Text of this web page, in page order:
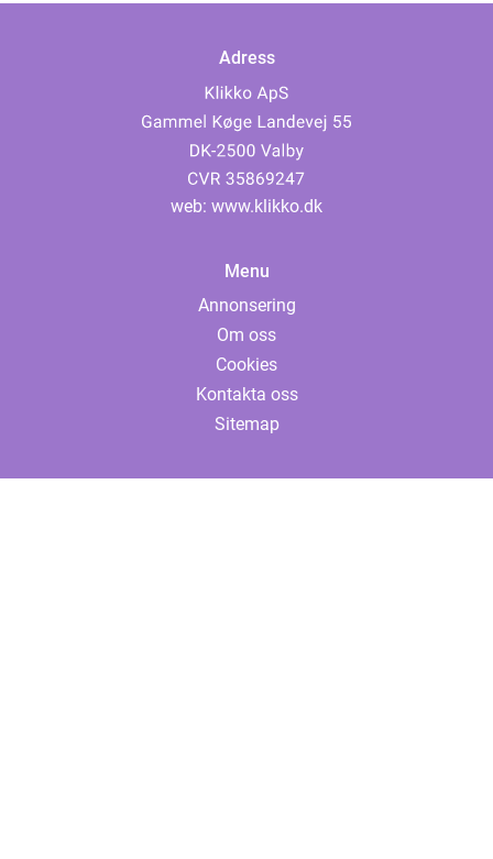
Adress
web: www.klikko.dk
Menu
Annonsering
Om oss
Cookies
Kontakta oss
Sitemap